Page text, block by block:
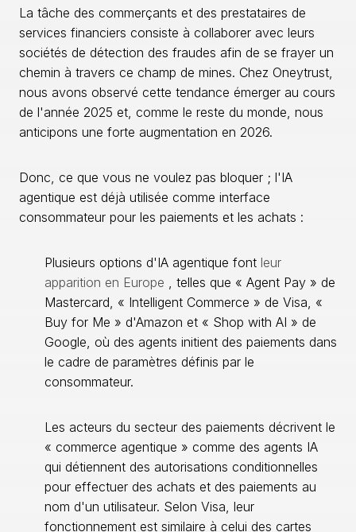
La tâche des commerçants et des prestataires de
services financiers consiste à collaborer avec leurs
sociétés de détection des fraudes afin de se frayer un
chemin à travers ce champ de mines. Chez Oneytrust,
nous avons observé cette tendance émerger au cours
de l'année 2025 et, comme le reste du monde, nous
anticipons une forte augmentation en 2026.
Donc, ce que vous ne voulez pas bloquer ; l'IA
agentique est déjà utilisée comme interface
consommateur pour les paiements et les achats :
Plusieurs options d'IA agentique font leur
apparition en Europe , telles que « Agent Pay » de
Mastercard, « Intelligent Commerce » de Visa, «
Buy for Me » d'Amazon et « Shop with AI » de
Google, où des agents initient des paiements dans
le cadre de paramètres définis par le
consommateur.
Les acteurs du secteur des paiements décrivent le
« commerce agentique » comme des agents IA
qui détiennent des autorisations conditionnelles
pour effectuer des achats et des paiements au
nom d'un utilisateur. Selon Visa, leur
fonctionnement est similaire à celui des cartes